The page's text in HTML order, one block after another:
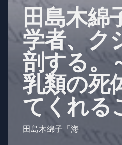
田島木綿
学者、ク
剖する。
乳類の死
てくれる
田島木綿子「海